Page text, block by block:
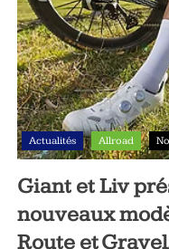
Actualités Allroad
Giant et Liv
nouveaux
Route et